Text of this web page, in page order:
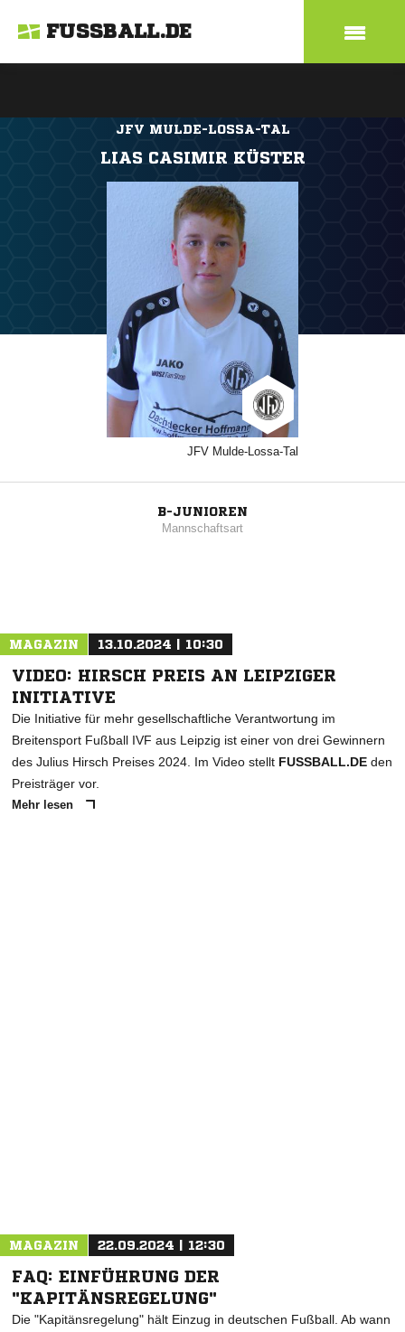
FUSSBALL.DE
JFV MULDE-LOSSA-TAL
LIAS CASIMIR KÜSTER
JFV Mulde-Lossa-Tal
B-JUNIOREN
Mannschaftsart
MAGAZIN 13.10.2024 | 10:30
VIDEO: HIRSCH PREIS AN LEIPZIGER
INITIATIVE
Die Initiative für mehr gesellschaftliche Verantwortung im
Breitensport Fußball IVF aus Leipzig ist einer von drei Gewinnern
des Julius Hirsch Preises 2024. Im Video stellt FUSSBALL.DE den
Preisträger vor.
Mehr lesen
MAGAZIN 22.09.2024 | 12:30
FAQ: EINFÜHRUNG DER
"KAPITÄNSREGELUNG"
Die "Kapitänsregelung" hält Einzug in deutschen Fußball. Ab wann